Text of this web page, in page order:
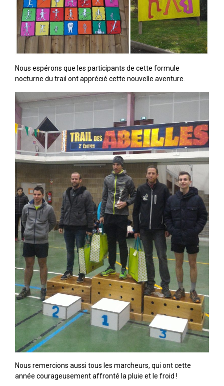
Nous espérons que les participants de cette formule
nocturne du trail ont apprécié cette nouvelle aventure.
Nous remercions aussi tous les marcheurs, qui ont cette
année courageusement affronté la pluie et le froid !